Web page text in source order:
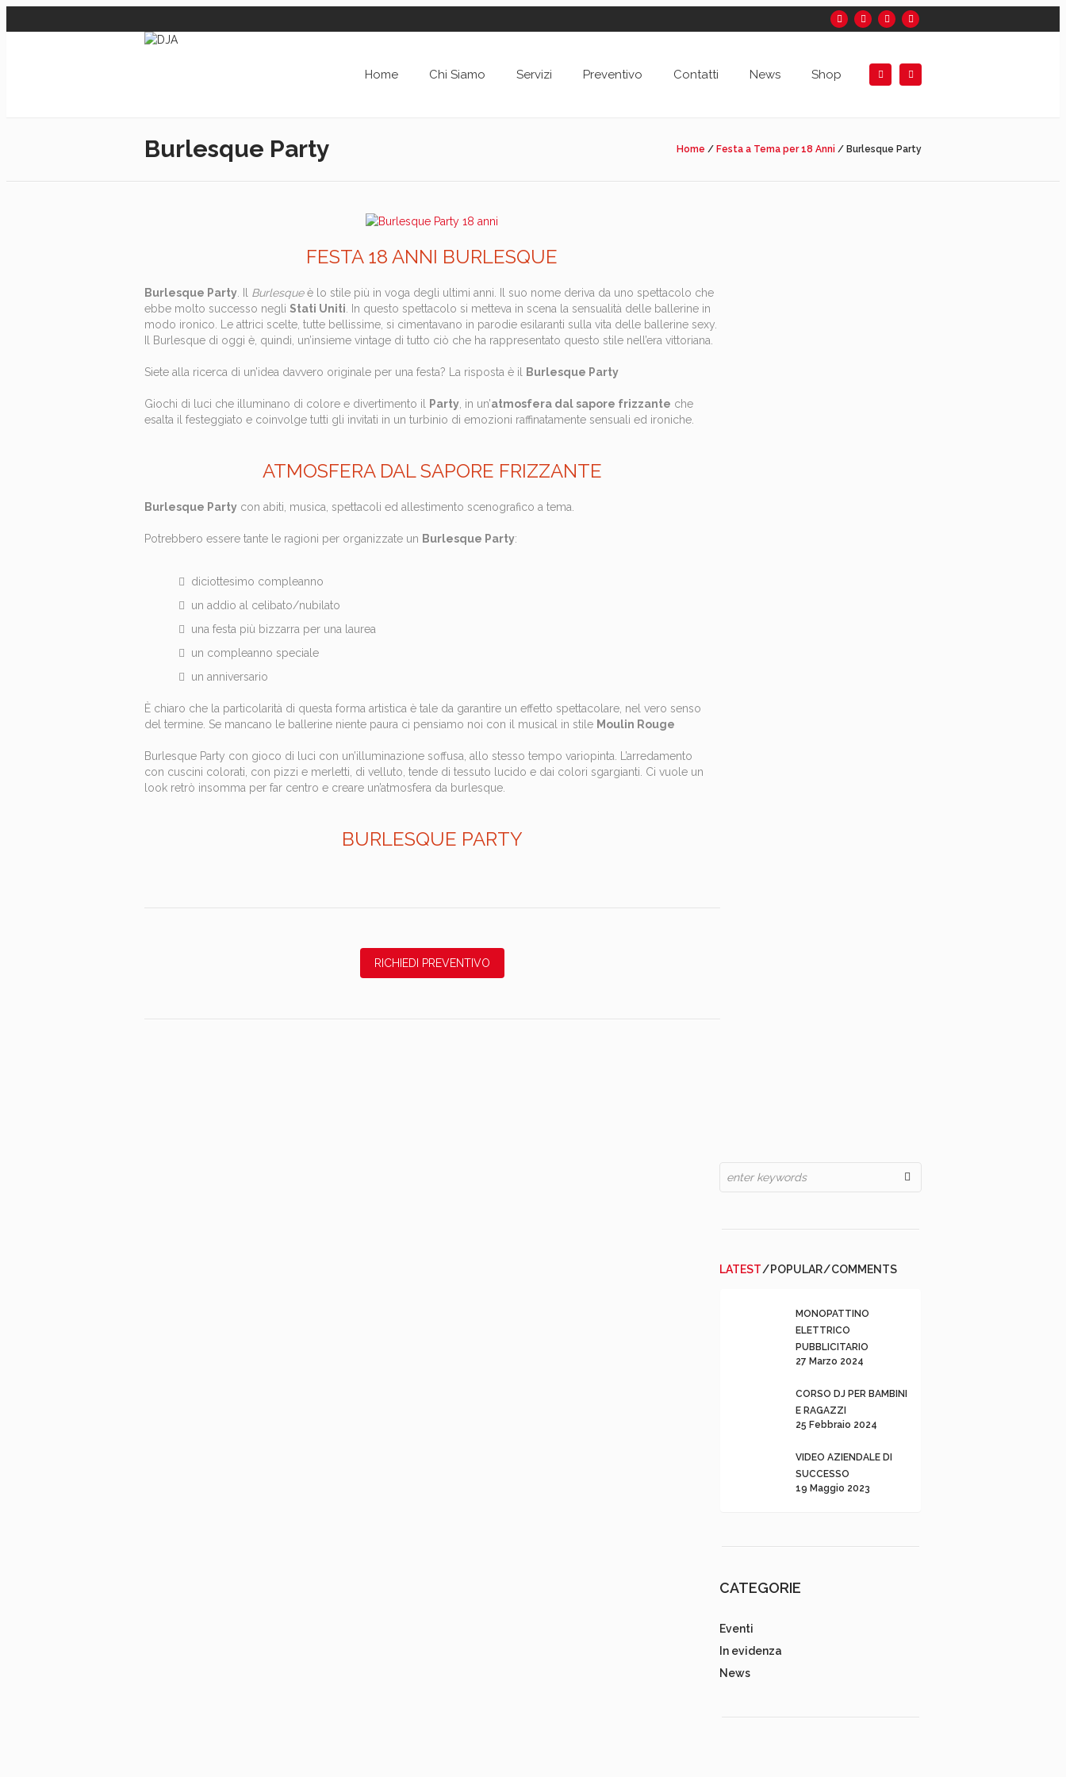
Home Chi Siamo Servizi Preventivo Contatti News Shop
Burlesque Party Home / Festa a Tema per 18 Anni / Burlesque Party
FESTA 18 ANNI BURLESQUE
Burlesque Party. Il Burlesqueè lo stile più in voga degli ultimi anni. Il suo nome deriva da uno spettacolo che
ebbe molto successo negli Stati Uniti . In questo spettacolo si metteva in scena la sensualità delle ballerine in
modo ironico. Le attrici scelte, tutte bellissime, si cimentavano in parodie esilaranti sulla vita delle ballerine sexy.
Il Burlesque di oggi è, quindi, un’insieme vintage di tutto ciò che ha rappresentato questo stile nell’era vittoriana.
Siete alla ricerca di un’idea davvero originale per una festa? La risposta è il Burlesque Party
Giochi di luci che illuminano di colore e divertimento il Party, in un’atmosfera dal sapore frizzante che
esalta il festeggiato e coinvolge tutti gli invitati in un turbinio di emozioni raffinatamente sensuali ed ironiche.
ATMOSFERA DAL SAPORE FRIZZANTE
Burlesque Partycon abiti, musica, spettacoli ed allestimento scenografico a tema.
Potrebbero essere tante le ragioni per organizzate un Burlesque Party:
diciottesimo compleanno
un addio al celibato/nubilato
una festa più bizzarra per una laurea
un compleanno speciale
un anniversario
È chiaro che la particolarità di questa forma artistica è tale da garantire un effetto spettacolare, nel vero senso
del termine. Se mancano le ballerine niente paura ci pensiamo noi con il musical in stile Moulin Rouge
Burlesque Party con gioco di luci con un’illuminazione soffusa, allo stesso tempo variopinta. L’arredamento
con cuscini colorati, con pizzi e merletti, di velluto, tende di tessuto lucido e dai colori sgargianti. Ci vuole un
look retrò insomma per far centro e creare un’atmosfera da burlesque.
BURLESQUE PARTY
RICHIEDI PREVENTIVO
LATEST POPULAR COMMENTS
MONOPATTINO
ELETTRICO
PUBBLICITARIO
27 Marzo 2024
CORSO DJ PER BAMBINI
E RAGAZZI
25 Febbraio 2024
VIDEO AZIENDALE DI
SUCCESSO
19 Maggio 2023
CATEGORIE
Eventi
In evidenza
News